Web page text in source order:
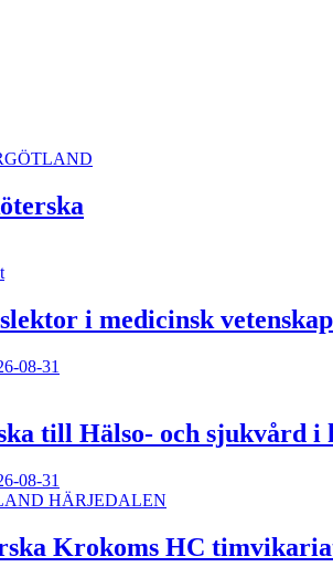
i medicinsk
08-31
till Hälso- och sjukvård i
08-31
HÄRJEDALEN
Krokoms HC